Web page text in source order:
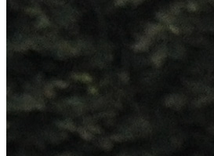
Пусть будет как
Люблю сложные, интересные,
http://written.ru/
Твитер